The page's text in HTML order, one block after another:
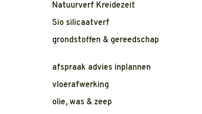
Natuurverf Kreidezeit
Sio silicaatverf
grondstoffen & gereedschap
afspraak advies inplannen
vloerafwerking
olie, was & zeep